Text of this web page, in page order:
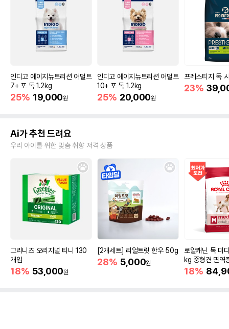
인디고 에이지뉴트리션 어덜트
7+ 포 독 1.2kg
25% 19,000원
인디고 에이지뉴트리션 어덜트
10+ 포 독 1.2kg
25% 20,000원
프레스티지 독
23%
Ai가 추천 드려요
우리 아이를 위한 맞춤 취향 저격 상품
그리니즈 오리지널 티니 130
개입
18% 53,000원
[2개세트] 리얼트릿 한우 50g
28% 5,000원
로얄캐닌 독 미
kg 중형견 면역
18%